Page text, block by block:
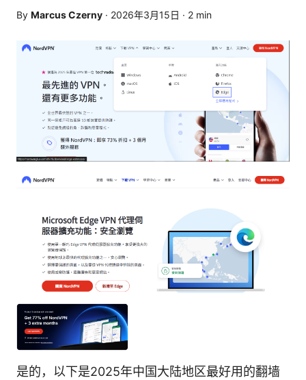
By Marcus Czerny · 2026年3月15日 · 2 min
是的，以下是2025年中国大陆地区最好用的翻墙